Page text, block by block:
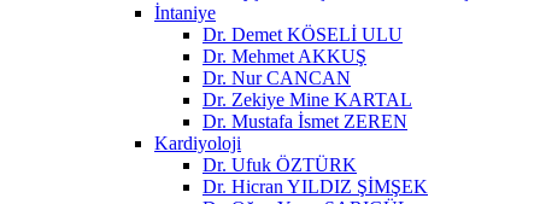
İntaniye
Dr. Demet KÖSELİ ULU
Dr. Mehmet AKKUŞ
Dr. Nur CANCAN
Dr. Zekiye Mine KARTAL
Dr. Mustafa İsmet ZEREN
Kardiyoloji
Dr. Ufuk ÖZTÜRK
Dr. Hicran YILDIZ ŞİMŞEK